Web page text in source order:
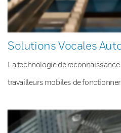
Solutions Vocales
La technologie de
travailleurs mobiles de